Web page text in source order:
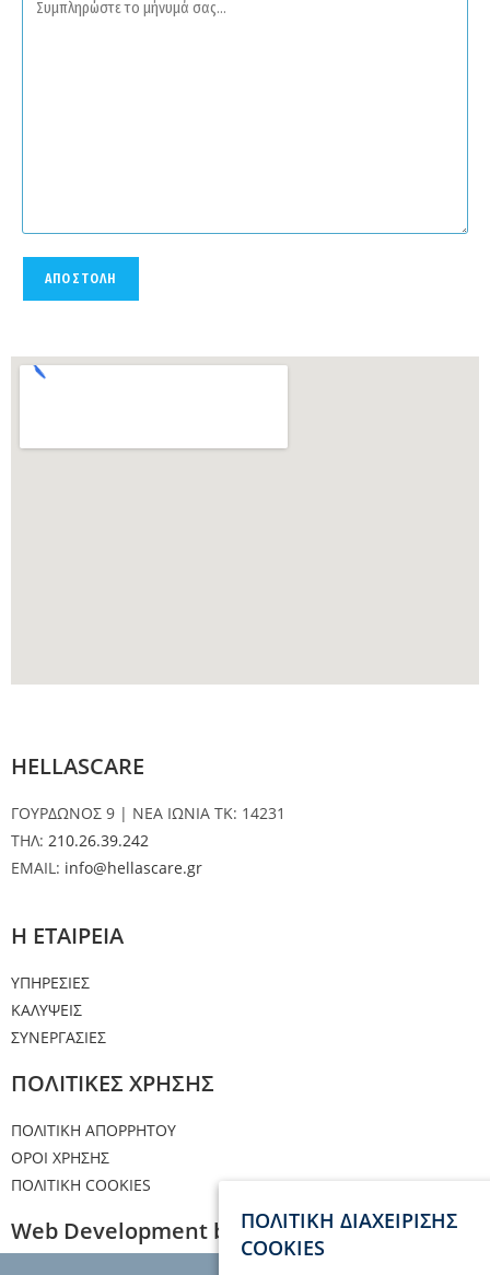
HELLASCARE
ΓΟΥΡΔΩΝΟΣ 9 | ΝΕΑ ΙΩΝΙΑ ΤΚ: 14231
ΤΗΛ: 210.26.39.242
EMAIL: info@hellascare.gr
Η ΕΤΑΙΡΕΙΑ
ΥΠΗΡΕΣΙΕΣ
ΚΑΛΥΨΕΙΣ
ΣΥΝΕΡΓΑΣΙΕΣ
ΠΟΛΙΤΙΚΕΣ ΧΡΗΣΗΣ
ΠΟΛΙΤΙΚΗ ΑΠΟΡΡΗΤΟΥ
ΟΡΟΙ ΧΡΗΣΗΣ
ΠΟΛΙΤΙΚΗ COOKIES
Web Development by Ioannis Fakorellis
ΠΟΛΙΤΙΚΗ ΔΙΑΧΕΙΡΙΣΗΣ
COOKIES